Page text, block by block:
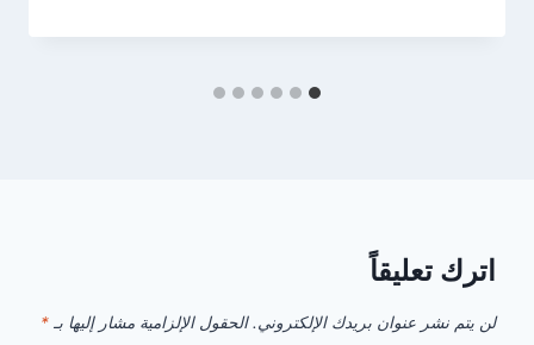
اترك تعليقاً
لن يتم نشر عنوان بريدك الإلكتروني. الحقول الإلزامية مشار إليها بـ *